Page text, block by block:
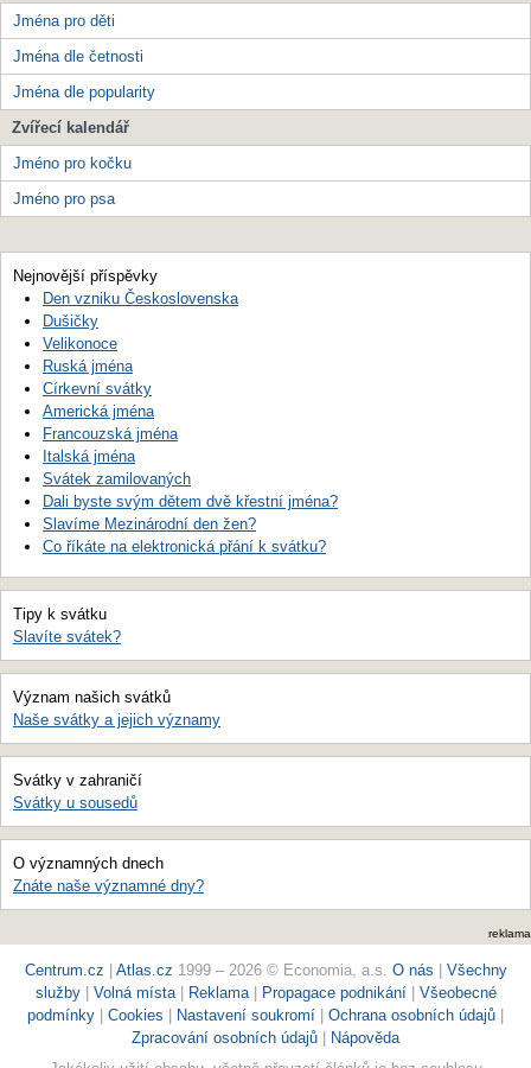
Jména pro děti
Jména dle četnosti
Jména dle popularity
Zvířecí kalendář
Jméno pro kočku
Jméno pro psa
Nejnovější příspěvky
Den vzniku Československa
Dušičky
Velikonoce
Ruská jména
Církevní svátky
Americká jména
Francouzská jména
Italská jména
Svátek zamilovaných
Dali byste svým dětem dvě křestní jména?
Slavíme Mezinárodní den žen?
Co říkáte na elektronická přání k svátku?
Tipy k svátku
Slavíte svátek?
Význam našich svátků
Naše svátky a jejich významy
Svátky v zahraničí
Svátky u sousedů
O významných dnech
Znáte naše významné dny?
reklama
Centrum.cz Atlas.cz 1999 – 2026 © Economia, a.s. O nás
Všechny
služby
Volná místa| Reklama Propagace podnikání| Všeobecné
podmínky
Cookies Nastavení soukromí Ochrana osobních údajů
Zpracování osobních údajů
Nápověda